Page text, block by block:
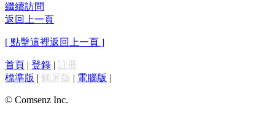
繼續訪問
返回上一頁
[ 點擊這裡返回上一頁 ]
首頁 | 登錄 | 註冊
標準版 | 觸屏版 | 電腦版 |
© Comsenz Inc.